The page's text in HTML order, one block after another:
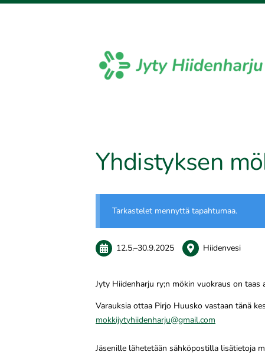
Sivuston etusivulle
Yhdistyksen
Tarkastelet mennyttä tapahtumaa.
12.5.–30.9.2025 Hiidenvesi
Jyty Hiidenharju ry;n mökin vuokraus on taas
Varauksia ottaa Pirjo Huusko vastaan tänä
mokkijytyhiidenharju@gmail.com
Jäsenille lähetetään sähköpostilla lisätietoja